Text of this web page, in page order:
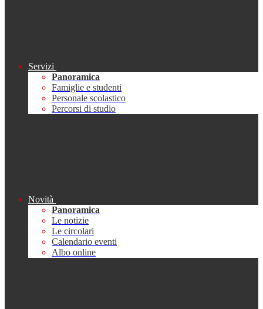
Servizi
Panoramica
Famiglie e studenti
Personale scolastico
Percorsi di studio
Novità
Panoramica
Le notizie
Le circolari
Calendario eventi
Albo online